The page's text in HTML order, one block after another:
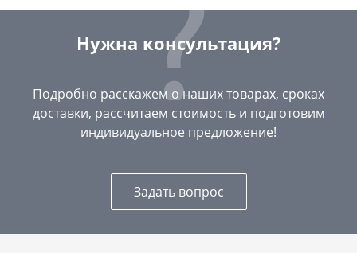
Нужна консультация?
Подробно расскажем о наших товарах, сроках
доставки, рассчитаем стоимость и подготовим
индивидуальное предложение!
Задать вопрос